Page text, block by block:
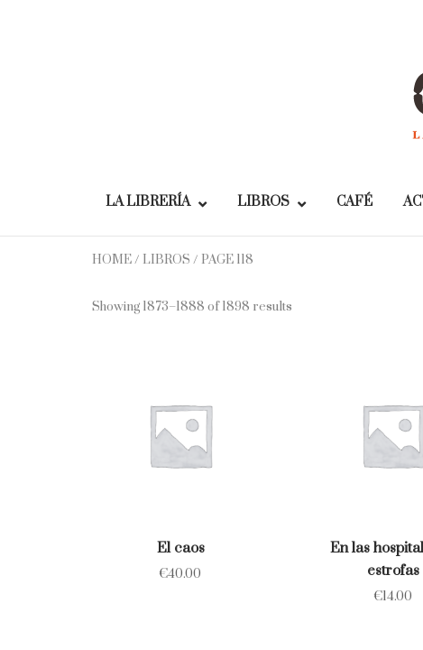
LA LIBRERÍA LIBROS CAFÉ
HOME/ LIBROS / PAGE 118
Showing 1873–1888 of 1898 results
El caos
€40.00
En las
estrofas
€14.00